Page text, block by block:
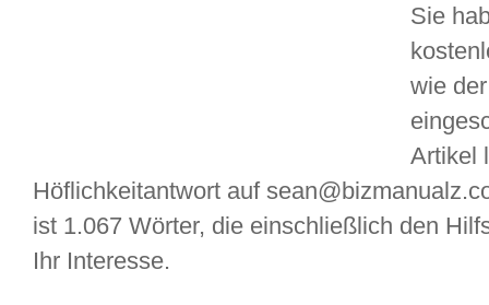
Sie
wie
Artikel
Höflichkeitantwort auf
ist 1.067 Wörter, die einschließlich den
Ihr Interesse.